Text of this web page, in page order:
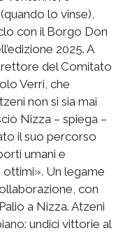
lo vinse),
con il Borgo Don
2025. A
rettore del Comitato
Verri, che
non si sia mai
Nizza – spiega –
il suo percorso
umani e
Un legame
con
a Nizza. Atzeni
undici vittorie al